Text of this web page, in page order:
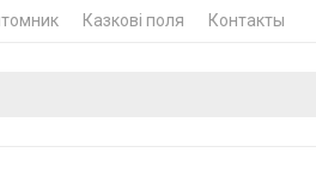
Казкові поля Контакты